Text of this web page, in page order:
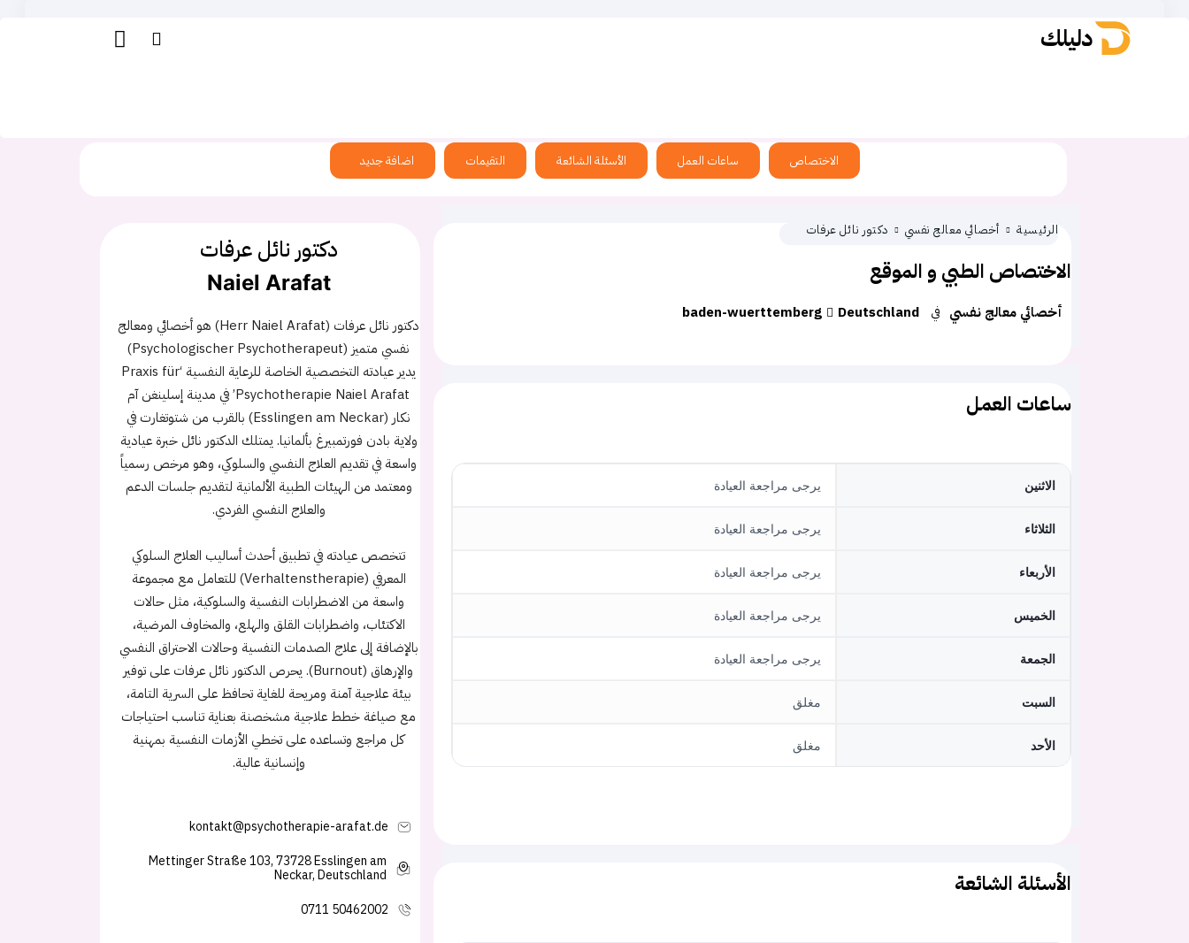
دليلك
الاختصاص ساعات العمل الأسئلة الشائعة التقيمات اضافة جديد
الرئيسية أخصائي معالج نفسي دكتور نائل عرفات
الاختصاص الطبي و الموقع
في أخصائي معالج نفسي baden-wuerttemberg Deutschland
ساعات العمل
الاثنين يرجى مراجعة العيادة
الثلاثاء يرجى مراجعة العيادة
الأربعاء يرجى مراجعة العيادة
الخميس يرجى مراجعة العيادة
الجمعة يرجى مراجعة العيادة
السبت مغلق
الأحد مغلق
الأسئلة الشائعة
دكتور نائل عرفات
Naiel Arafat
دكتور نائل عرفات (Herr Naiel Arafat) هو أخصائي ومعالج
نفسي متميز (Psychologischer Psychotherapeut)
يدير عيادته التخصصية الخاصة للرعاية النفسية ‘Praxis für
Psychotherapie Naiel Arafat’ في مدينة إسلينغن آم
نكار (Esslingen am Neckar) بالقرب من شتوتغارت في
ولاية بادن فورتمبيرغ بألمانيا. يمتلك الدكتور نائل خبرة عيادية
واسعة في تقديم العلاج النفسي والسلوكي، وهو مرخص رسمياً
ومعتمد من الهيئات الطبية الألمانية لتقديم جلسات الدعم
والعلاج النفسي الفردي.
تتخصص عيادته في تطبيق أحدث أساليب العلاج السلوكي
المعرفي (Verhaltenstherapie) للتعامل مع مجموعة
واسعة من الاضطرابات النفسية والسلوكية، مثل حالات
الاكتئاب، واضطرابات القلق والهلع، والمخاوف المرضية،
بالإضافة إلى علاج الصدمات النفسية وحالات الاحتراق النفسي
والإرهاق (Burnout). يحرص الدكتور نائل عرفات على توفير
بيئة علاجية آمنة ومريحة للغاية تحافظ على السرية التامة،
مع صياغة خطط علاجية مشخصنة بعناية تناسب احتياجات
كل مراجع وتساعده على تخطي الأزمات النفسية بمهنية
وإنسانية عالية.
kontakt@psychotherapie-arafat.de
Mettinger Straße 103, 73728 Esslingen am
Neckar, Deutschland
0711 50462002